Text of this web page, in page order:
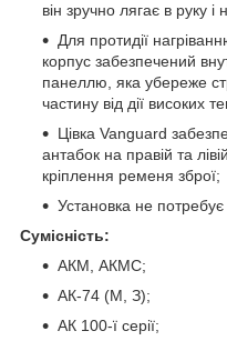
він зручно лягає в руку
Для протидії
корпус забезпечений
панеллю, яка убереже
частину від дії високих
Цівка Vanguard
антабок на правій та
кріплення ременя зброї;
Установка не
Сумісність:
АКМ, АКМС;
АК-74 (М, З);
АК 100-ї серії;